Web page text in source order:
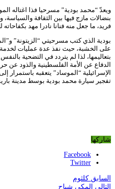
ويعدّ “محمد بودية” مسرحيا فذا اغتاله
بنضالات مازج فيها بين الثقافة
فريد، ما جعل منه فنانا نادرا مهد
بودية الذي كتب مسرحيتي “الزيتونة”
على الخشبة، حيث نفذ عدة عمليات لخدمة
بتعاليمها، لذا لم يتردد في التضحية
الدفاع عن الأمة الفلسطينية والذود عن
الإسرائيلية “الموساد” يتعقبه
تفجير سيارة محمد بودية بوسط مدينة باريس صباح 28
شاركها
Facebook
Twitter
السابق كلثوم
التالي المكي شباح